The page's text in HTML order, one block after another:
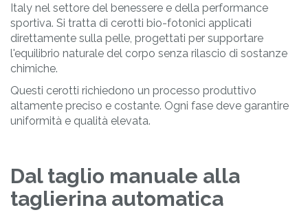
Italy nel settore del benessere e della performance
sportiva. Si tratta di cerotti bio-fotonici applicati
direttamente sulla pelle, progettati per supportare
l'equilibrio naturale del corpo senza rilascio di sostanze
chimiche.
Questi cerotti richiedono un processo produttivo
altamente preciso e costante. Ogni fase deve garantire
uniformità e qualità elevata.
Dal taglio manuale alla
taglierina automatica